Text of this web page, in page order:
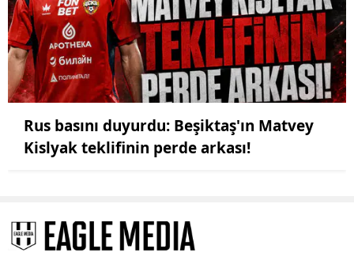
Rus basını duyurdu: Beşiktaş'ın Matvey
Kislyak teklifinin perde arkası!